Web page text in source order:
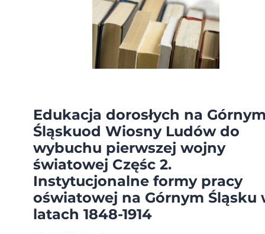
Edukacja dorosłych na
Śląskuod Wiosny Ludów do
wybuchu pierwszej wojny
światowej Częśc 2.
Instytucjonalne formy pracy
oświatowej na Górnym Śląsku
latach 1848-1914